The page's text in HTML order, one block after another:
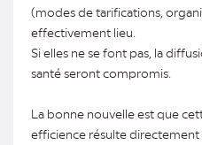
(modes de tarifications,
effectivement lieu.
Si elles ne se font pas, la
santé seront compromis.
La bonne nouvelle est que
efficience résulte directement